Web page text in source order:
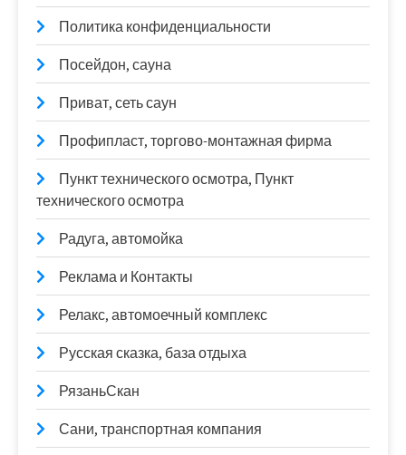
Политика конфиденциальности
Посейдон, сауна
Приват, сеть саун
Профипласт, торгово-монтажная фирма
Пункт технического осмотра, Пункт
технического осмотра
Радуга, автомойка
Реклама и Контакты
Релакс, автомоечный комплекс
Русская сказка, база отдыха
РязаньСкан
Сани, транспортная компания